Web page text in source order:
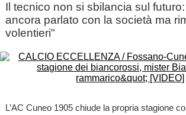
Il tecnico non si sbilancia sul
ancora parlato con la società ma
volentieri"
L’AC Cuneo 1905 chiude la propria stagione